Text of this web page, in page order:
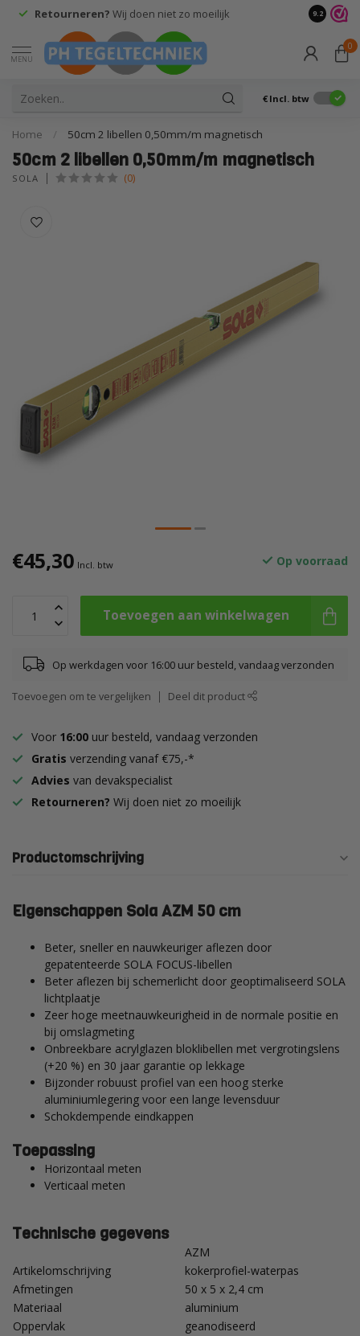
Retourneren? Wij doen niet zo moeilijk 9.2
MENU
0
€ Incl. btw
Home / 50cm 2 libellen 0,50mm/m magnetisch
50cm 2 libellen 0,50mm/m magnetisch
SOLA (0)
€45,30 Incl. btw Op voorraad
Toevoegen aan winkelwagen
Op werkdagen voor 16:00 uur besteld, vandaag verzonden
Toevoegen om te vergelijken Deel dit product
Voor 16:00 uur besteld, vandaag verzonden
Gratis verzending vanaf €75,-*
Advies van devakspecialist
Retourneren? Wij doen niet zo moeilijk
Productomschrijving
Eigenschappen Sola AZM 50 cm
Beter, sneller en nauwkeuriger aflezen door
gepatenteerde SOLA FOCUS-libellen
Beter aflezen bij schemerlicht door geoptimaliseerd SOLA
lichtplaatje
Zeer hoge meetnauwkeurigheid in de normale positie en
bij omslagmeting
Onbreekbare acrylglazen bloklibellen met vergrotingslens
(+20 %) en 30 jaar garantie op lekkage
Bijzonder robuust profiel van een hoog sterke
aluminiumlegering voor een lange levensduur
Schokdempende eindkappen
Toepassing
Horizontaal meten
Verticaal meten
Technische gegevens
AZM
Artikelomschrijving
kokerprofiel-waterpas
Afmetingen
50 x 5 x 2,4 cm
Materiaal
aluminium
Oppervlak
geanodiseerd